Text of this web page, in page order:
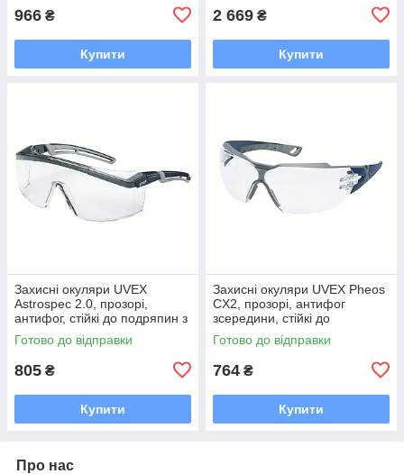
966 ₴
Купити
2 669 ₴
Купити
Захисні окуляри UVEX
Astrospec 2.0, прозорі,
антифог, стійкі до подряпин з
обох боків (9164187)
Готово до відправки
805 ₴
Купити
Захисні окуляри UVEX Pheos
CX2, прозорі, антифог
зсередини, стійкі до
подряпин і хімікатів ззовні
(9198257)
Готово до відправки
764 ₴
Купити
Про нас